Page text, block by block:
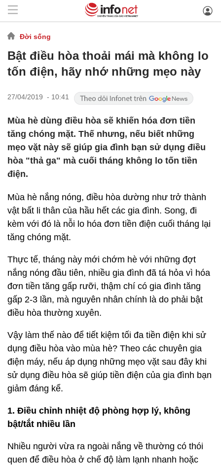
Đời sống
Bật điều hòa thoải mái mà không lo
tốn điện, hãy nhớ những mẹo này
27/04/2019 - 10:41
Mùa hè dùng điều hòa sẽ khiến hóa đơn tiền
tăng chóng mặt. Thế nhưng, nếu biết những
mẹo vặt này sẽ giúp gia đình bạn sử dụng điều
hòa "thả ga" mà cuối tháng không lo tốn tiền
điện.
Mùa hè nắng nóng, điều hòa dường như trở thành
vật bất li thân của hầu hết các gia đình. Song, đi
kèm với đó là nỗi lo hóa đơn tiền điện cuối tháng lại
tăng chóng mặt.
Thực tế, tháng này mới chớm hè với những đợt
nắng nóng đầu tiên, nhiều gia đình đã tá hỏa vì hóa
đơn tiền tăng gấp rưỡi, thậm chí có gia đình tăng
gấp 2-3 lần, mà nguyên nhân chính là do phải bật
điều hòa thường xuyên.
Vậy làm thế nào để tiết kiệm tối đa tiền điện khi sử
dụng điều hòa vào mùa hè? Theo các chuyên gia
điện máy, nếu áp dụng những mẹo vặt sau đây khi
sử dụng điều hòa sẽ giúp tiền điện của gia đình bạn
giảm đáng kể.
1. Điều chỉnh nhiệt độ phòng hợp lý, không
bật/tắt nhiều lần
Nhiều người vừa ra ngoài nắng về thường có thói
quen để điều hòa ở chế độ làm lạnh nhanh hoặc